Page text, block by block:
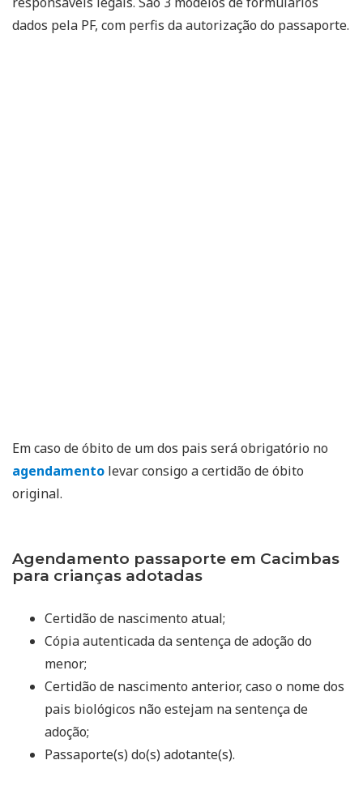
dados pela PF, com perfis da autorização do passaporte.
Em caso de óbito de um dos pais será obrigatório no
agendamento levar consigo a certidão de óbito
original.
Agendamento passaporte em Cacimbas
para crianças adotadas
Certidão de nascimento atual;
Cópia autenticada da sentença de adoção do
menor;
Certidão de nascimento anterior, caso o nome dos
pais biológicos não estejam na sentença de
adoção;
Passaporte(s) do(s) adotante(s).